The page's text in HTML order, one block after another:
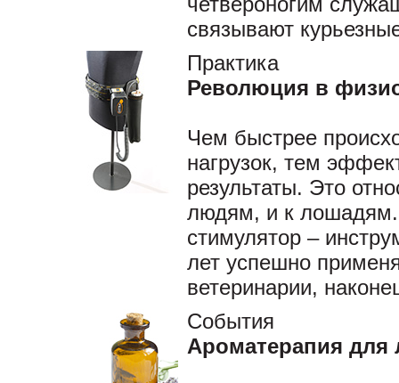
связывают
Практика
Революция в
Чем быстрее
нагрузок, тем
результаты. Это
людям, и к
стимулятор –
лет успешно
ветеринарии,
События
Ароматерапия для